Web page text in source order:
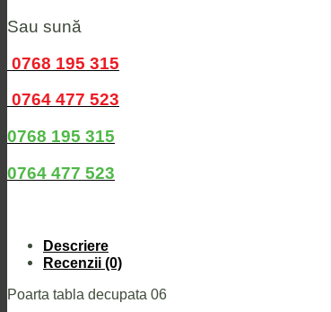
Sau sună
0768 195 315
0764 477 523
0768 195 315
0764 477 523
Descriere
Recenzii (0)
Poarta tabla decupata 06